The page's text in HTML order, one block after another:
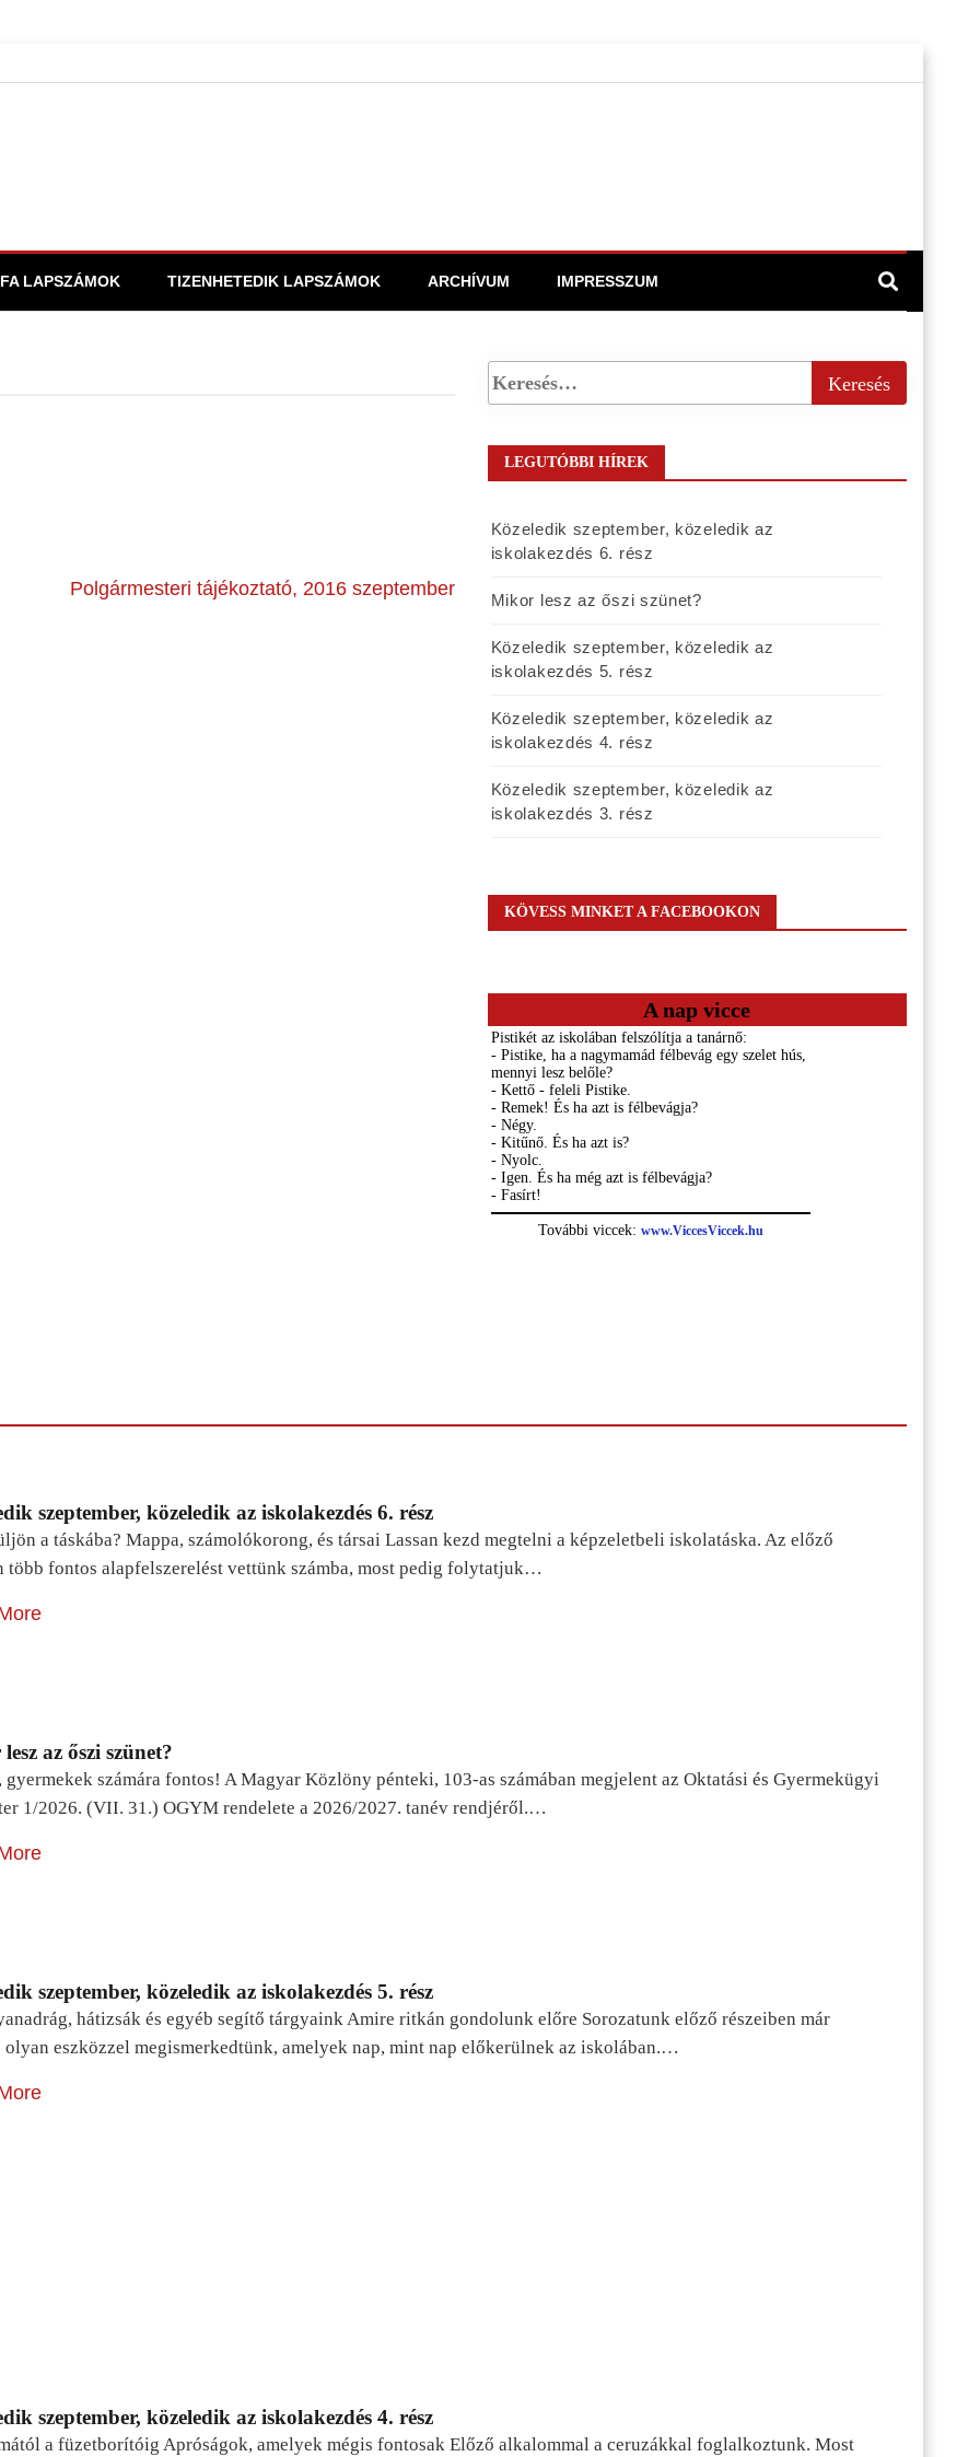
LAPSZÁMOK TIZENHETEDIK LAPSZÁMOK ARCHÍVUM IMPRESSZUM
Polgármesteri tájékoztató, 2016 szeptember
LEGUTÓBBI HÍREK
Közeledik szeptember, közeledik az
iskolakezdés 6. rész
Mikor lesz az őszi szünet?
Közeledik szeptember, közeledik az
iskolakezdés 5. rész
Közeledik szeptember, közeledik az
iskolakezdés 4. rész
Közeledik szeptember, közeledik az
iskolakezdés 3. rész
KÖVESS MINKET A FACEBOOKON
A nap vicce
szeptember, közeledik az iskolakezdés 6. rész
a táskába? Mappa, számolókorong, és társai Lassan kezd megtelni a képzeletbeli iskolatáska. Az előző
több fontos alapfelszerelést vettünk számba, most pedig folytatjuk…
az őszi szünet?
gyermekek számára fontos! A Magyar Közlöny pénteki, 103-as számában megjelent az Oktatási és Gyermekügyi
1/2026. (VII. 31.) OGYM rendelete a 2026/2027. tanév rendjéről.…
szeptember, közeledik az iskolakezdés 5. rész
hátizsák és egyéb segítő tárgyaink Amire ritkán gondolunk előre Sorozatunk előző részeiben már
olyan eszközzel megismerkedtünk, amelyek nap, mint nap előkerülnek az iskolában.…
szeptember, közeledik az iskolakezdés 4. rész
a füzetborítóig Apróságok, amelyek mégis fontosak Előző alkalommal a ceruzákkal foglalkoztunk. Most